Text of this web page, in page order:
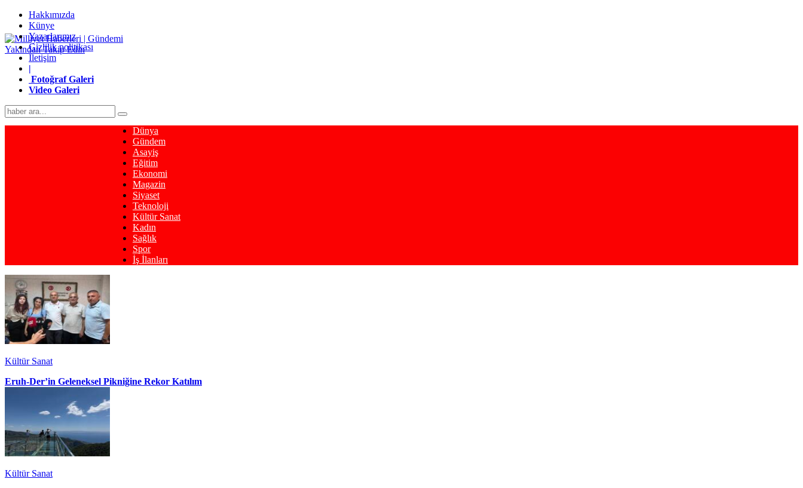
Hakkımızda
Künye
Yazarlarımız
Gizlilik politikası
İletişim
|
Fotoğraf Galeri
Video Galeri
Dünya
Gündem
Asayiş
Eğitim
Ekonomi
Magazin
Siyaset
Teknoloji
Kültür Sanat
Kadın
Sağlık
Spor
İş İlanları
Kültür Sanat
Eruh-Der’in Geleneksel Pikniğine Rekor Katılım
Kültür Sanat